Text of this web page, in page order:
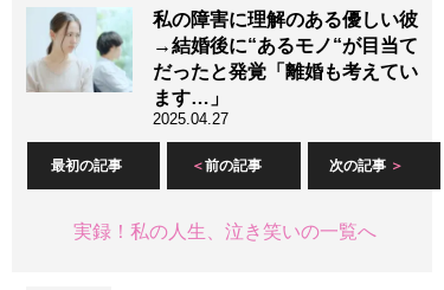
私の障害に理解のある優しい彼
→結婚後に“あるモノ“が目当て
だったと発覚「離婚も考えてい
ます…」
2025.04.27
最初の記事 前の記事 次の記事
実録！私の人生、泣き笑いの一覧へ